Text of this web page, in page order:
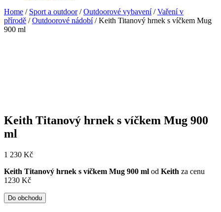
Home / Sport a outdoor/Outdoorové vybavení/Vaření v
přírodě /Outdoorové nádobí/ Keith Titanový hrnek s víčkem Mug
900 ml
Keith Titanový hrnek s víčkem Mug 900
ml
1 230 Kč
Keith Titanový hrnek s víčkem Mug 900 ml od Keith za cenu
1230 Kč
Do obchodu